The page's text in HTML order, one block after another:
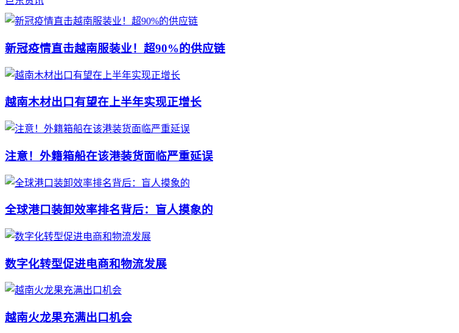
新冠疫情直击越南服装业！超90%的供应链
越南木材出口有望在上半年实现正增长
注意！外籍箱船在该港装货面临严重延误
全球港口装卸效率排名背后：盲人摸象的
数字化转型促进电商和物流发展
越南火龙果充满出口机会